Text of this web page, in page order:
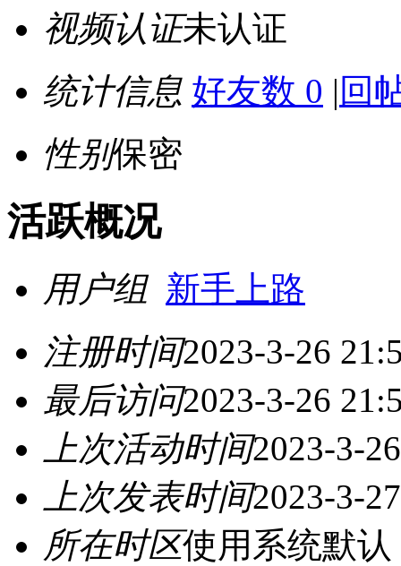
视频认证未认证
统计信息 好友数 0 | 回
性别保密
活跃概况
用户组 新手上路
注册时间2023-3-26
最后访问2023-3-26
上次活动时间2023-3-
上次发表时间2023-3-
所在时区使用系统默认